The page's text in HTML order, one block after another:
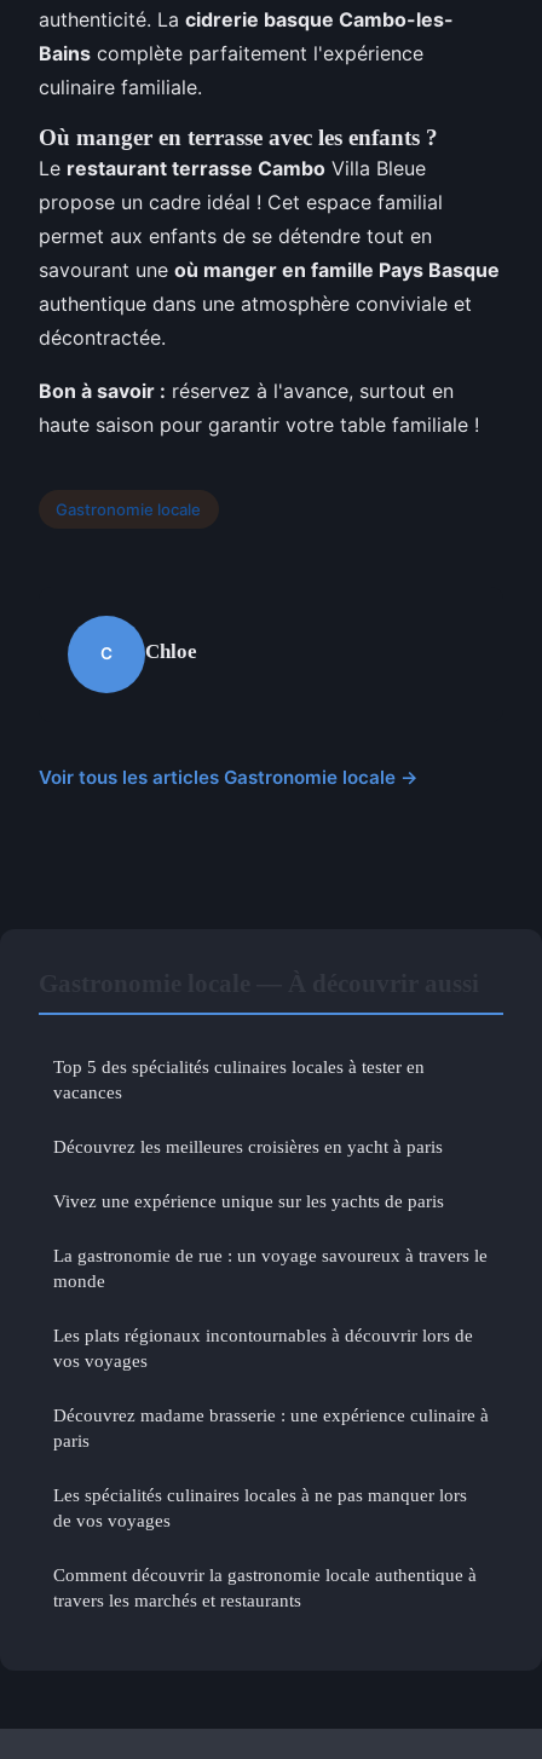
authenticité. La cidrerie basque Cambo-les-
Bains complète parfaitement l'expérience
culinaire familiale.
Où manger en terrasse avec les enfants ?
Le restaurant terrasse Cambo Villa Bleue
propose un cadre idéal ! Cet espace familial
permet aux enfants de se détendre tout en
savourant une où manger en famille Pays Basque
authentique dans une atmosphère conviviale et
décontractée.
Bon à savoir : réservez à l'avance, surtout en
haute saison pour garantir votre table familiale !
Gastronomie locale
C Chloe
Voir tous les articles Gastronomie locale →
Top 5 des spécialités culinaires locales à tester en
vacances
Découvrez les meilleures croisières en yacht à paris
Vivez une expérience unique sur les yachts de paris
La gastronomie de rue : un voyage savoureux à travers le
monde
Les plats régionaux incontournables à découvrir lors de
vos voyages
Découvrez madame brasserie : une expérience culinaire à
paris
Les spécialités culinaires locales à ne pas manquer lors
de vos voyages
Comment découvrir la gastronomie locale authentique à
travers les marchés et restaurants